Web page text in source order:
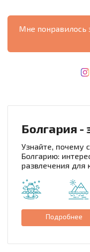
Мне понравилось
Болгария
Узнайте, почему
Болгарию:
развлечения для
Подробнее